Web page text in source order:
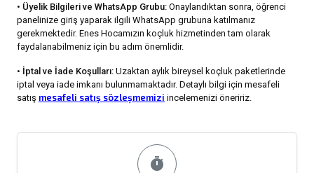
• Üyelik Bilgileri ve WhatsApp Grubu: Onaylandıktan sonra, öğrenci
panelinize giriş yaparak ilgili WhatsApp grubuna katılmanız
gerekmektedir. Enes Hocamızın koçluk hizmetinden tam olarak
faydalanabilmeniz için bu adım önemlidir.
• İptal ve İade Koşulları: Uzaktan aylık bireysel koçluk paketlerinde
iptal veya iade imkanı bulunmamaktadır. Detaylı bilgi için mesafeli
satış mesafeli satış sözleşmemizi incelemenizi öneririz.
timer